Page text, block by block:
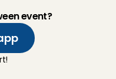
event?